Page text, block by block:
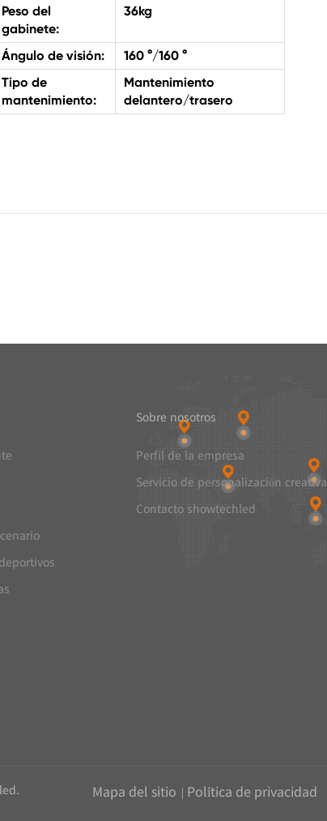
Peso del
gabinete:
36kg
Ángulo de visión:
160 °/160 °
Tipo de
mantenimiento:
Mantenimiento
delantero/trasero
Sobre nosotros
Perfil de la empresa
Servicio de personalización creativa
Contacto showtechled
Mapa del sitio | Política de privacidad